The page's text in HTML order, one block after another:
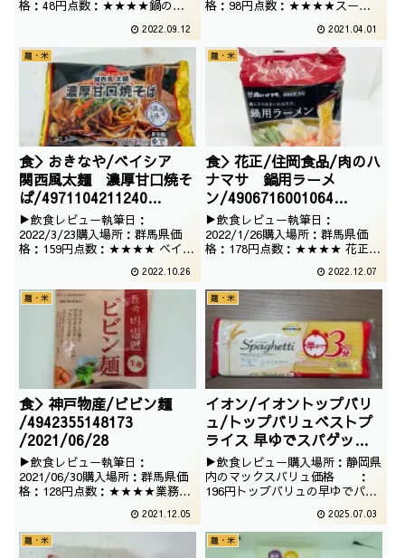
格：48円点数：★★★★鍋のお
は普通のうどんですが、今回は細
いうどんをチョイスしてみまし
た。たまに、ちょろっと入ってお
りますね。
2022.09.12
格：98円点数：★★★★スーパ
い、お買い得の焼きそばでござい
ます。ということで、焼きそば。
ストレートなソース焼きそばで御
座います。
2021.04.01
麺・米
食＞おきなや/ベイシア
関西風太麺 濃厚甘口焼そ
ば/4971104211240
/2022/03/23
▶飲食レビュー執筆日：
2022/3/23購入場所：群馬県価
格：159円点数：★★★★ ベイシ
す。群馬の会社が、岐阜の工場で
関西の焼きそばを作っておりま
す。
2022.10.26
麺・米
食＞花正/住岡食品/肉のハ
ナマサ 鍋用ラーメ
ン/4906716001064
/2021/12/16
▶飲食レビュー執筆日：
2022/1/26購入場所：群馬県価
格：178円点数：★★★★ 花正ブ
す。煮込みラーメン系にしては格
安なので、ありがたく頂いてみま
す。
2022.12.07
麺・米
食＞神戸物産/ビビン麺
/4942355148173
/2021/06/28
▶飲食レビュー執筆日：
2021/06/30購入場所：群馬県価
格：128円点数：★★★★業務ス
ございます。生麺タイプで1食分
でございますが、そこそこお買い
得でございます。
2021.12.05
麺・米
イオン/イオントップバリ
ュ/トップバリュベストプ
ライス 早ゆでスパゲッテ
ィ3
分/4549414670332/2025
/05/09
▶飲食レビュー購入場所：静岡県
内のマックスバリュ価格 ：
196円トップバリュの早ゆでパス
を買ってましたが妙に安いので買
ってみたのでございます。イタリ
ア製で500g入ってます
2025.07.03
麺・米 麺・米